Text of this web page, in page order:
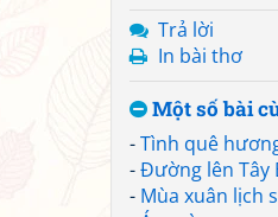
Trả lời
In bài thơ
Một số bài
-Tình quê
-Đường lên Tây
- Mùa xuân lịch